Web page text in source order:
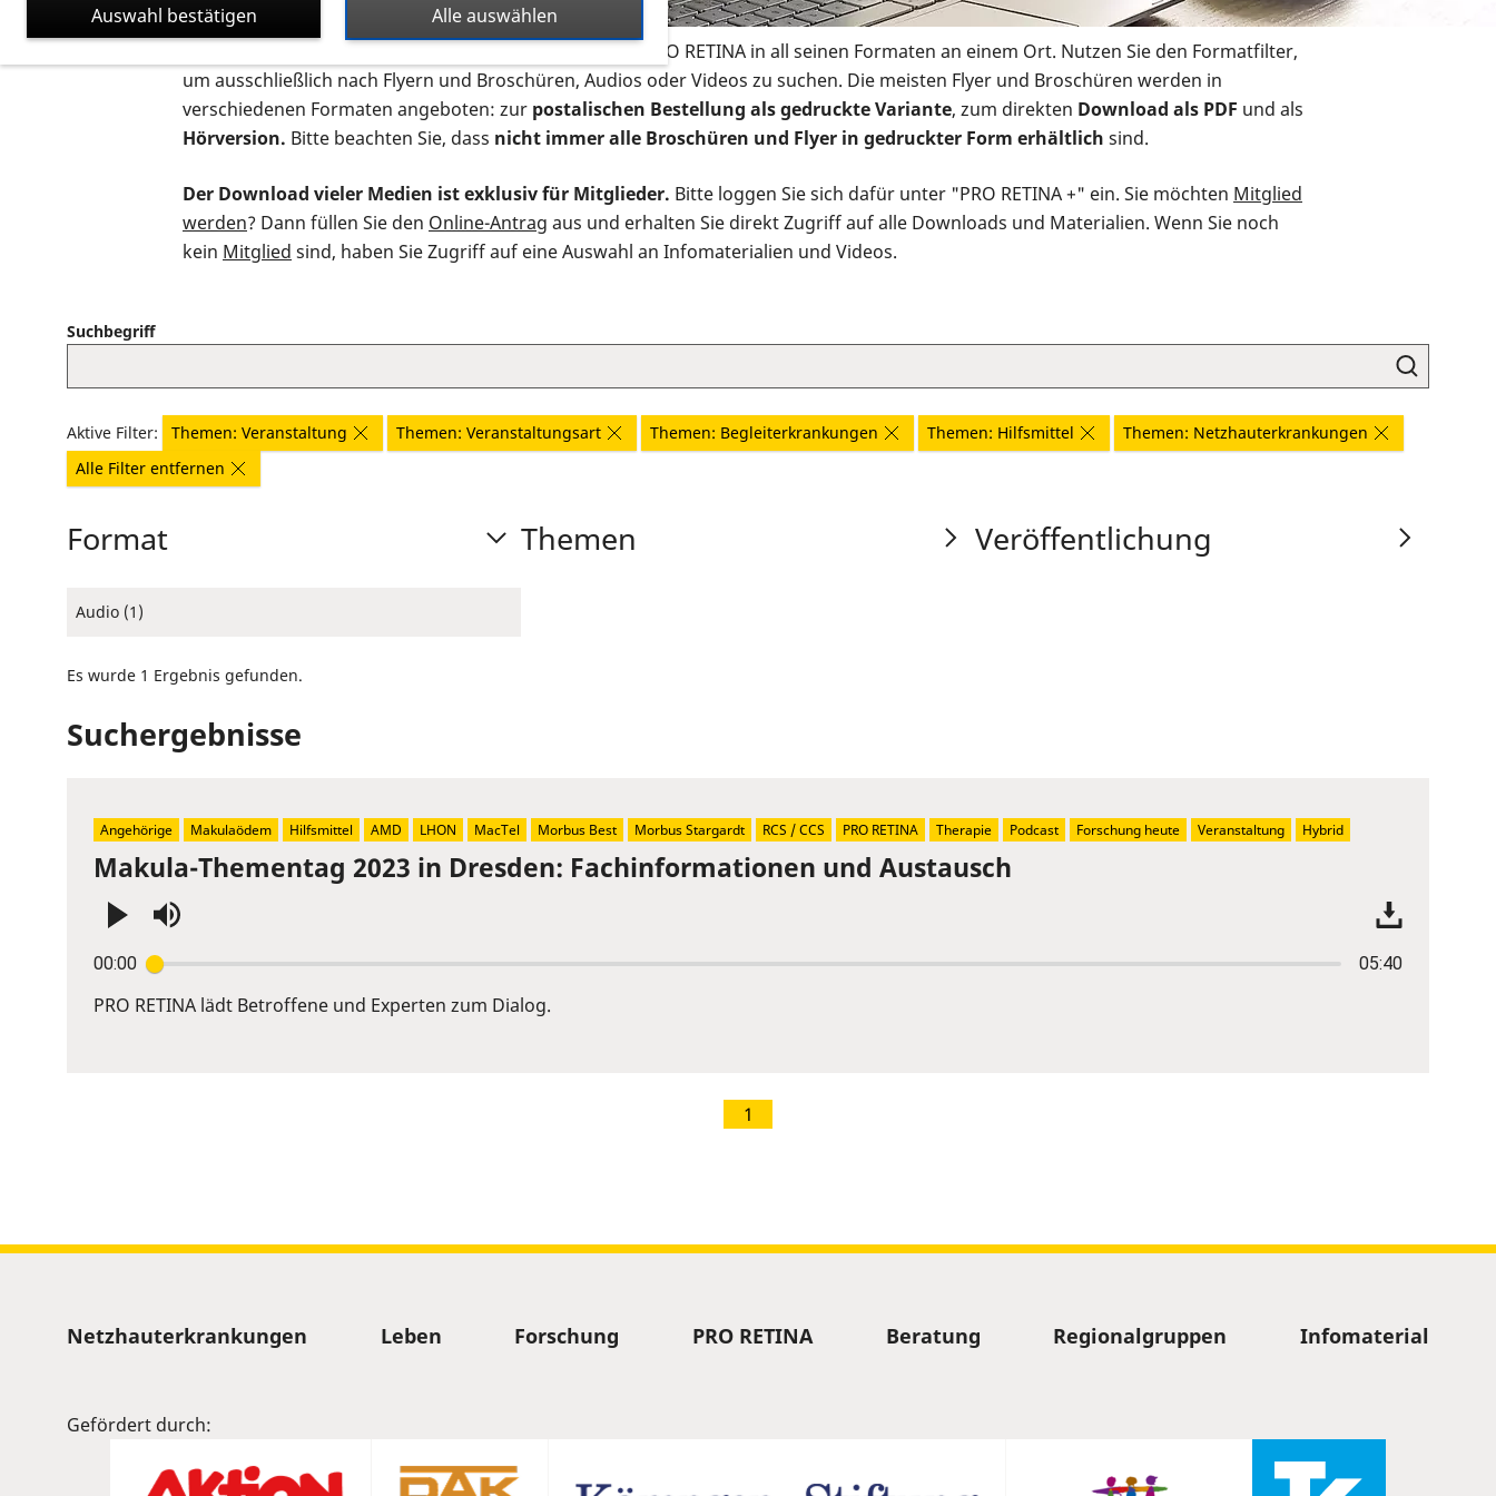
Auf dieser Seite finden Sie sämtliches Infomaterial der PRO RETINA in all seinen Formaten an einem Ort. Nutzen Sie den Formatfilter,
um ausschließlich nach Flyern und Broschüren, Audios oder Videos zu suchen. Die meisten Flyer und Broschüren werden in
verschiedenen Formaten angeboten: zur postalischen Bestellung als gedruckte Variante, zum direkten Download als PDF und als
Hörversion. Bitte beachten Sie, dass nicht immer alle Broschüren und Flyer in gedruckter Form erhältlich sind.
Der Download vieler Medien ist exklusiv für Mitglieder. Bitte loggen Sie sich dafür unter "PRO RETINA +" ein. Sie möchten Mitglied
werden? Dann füllen Sie den Online-Antrag aus und erhalten Sie direkt Zugriff auf alle Downloads und Materialien. Wenn Sie noch
kein Mitglied sind, haben Sie Zugriff auf eine Auswahl an Infomaterialien und Videos.
Suchbegriff
Aktive Filter: Themen: Veranstaltung Themen: Veranstaltungsart Themen: Begleiterkrankungen Themen: Hilfsmittel
Themen: Netzhauterkrankungen
Alle Filter entfernen
Format
Audio (1)
Themen Veröffentlichung
Es wurde 1 Ergebnis gefunden.
Suchergebnisse
Makula-Thementag 2023 in Dresden: Fachinformationen und Austausch
00:00 05:40
Enter
or
PRO RETINA lädt Betroffene und Experten zum Dialog.
Angehörige Makulaödem Hilfsmittel AMD LHON MacTel Morbus Best Morbus Stargardt RCS / CCS PRO RETINA Therapie Podcast Forschung heute Veranstaltung Hybrid
1
Sitemap
Netzhauterkrankungen Leben Forschung PRO RETINA Beratung Regionalgruppen Infomaterial
Gefördert durch:
Alle auswählen
Auswahl bestätigen